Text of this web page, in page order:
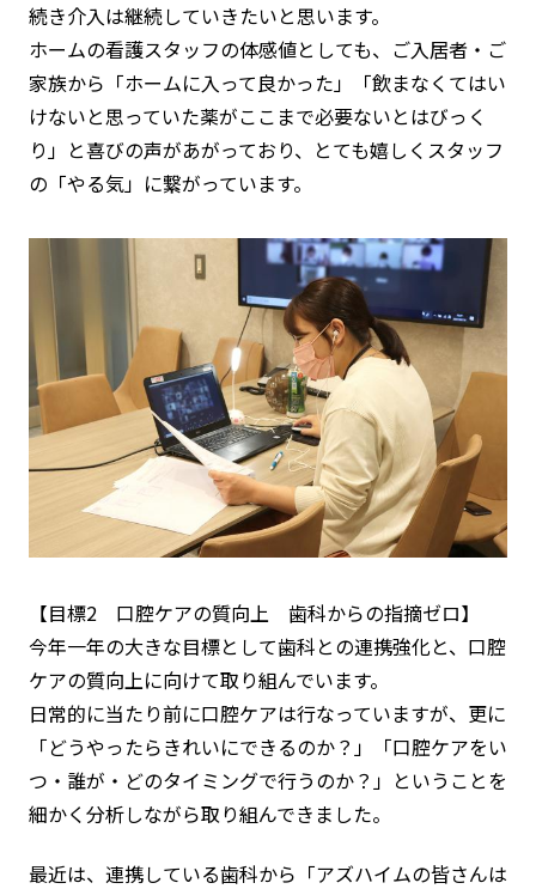
続き介入は継続していきたいと思います。
ホームの看護スタッフの体感値としても、ご入居者・ご
家族から 「ホームに入って良かった」「飲まなくてはい
けないと思っていた薬がここまで必要ないとはびっく
り」 と喜びの声があがっており、とても嬉しくスタッフ
の「やる気」に繋がっています。
【目標2 口腔ケアの質向上 歯科からの指摘ゼロ】
今年一年の大きな目標として歯科との連携強化と、口腔
ケアの質向上に向けて取り組んでいます。
日常的に当たり前に口腔ケアは行なっていますが、更に
「どうやったらきれいにできるのか？」「口腔ケアをい
つ・誰が・どのタイミングで行うのか？」ということを
細かく分析しながら取り組んできました。
最近は、連携している歯科から「アズハイムの皆さんは